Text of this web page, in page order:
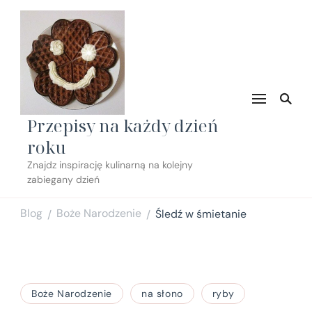
Przepisy na każdy dzień
roku
Znajdz inspirację kulinarną na kolejny
zabiegany dzień
Blog / Boże Narodzenie / Śledź w śmietanie
Boże Narodzenie na słono ryby